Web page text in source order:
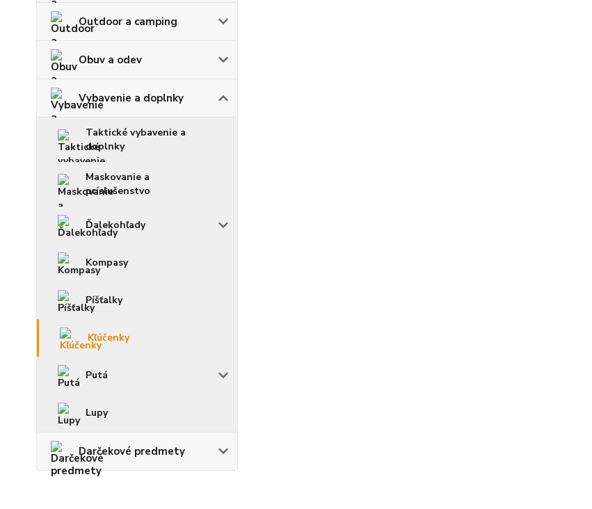
Outdoor a camping
Obuv a odev
Vybavenie a doplnky
Taktické vybavenie a
doplnky
Maskovanie a
príslušenstvo
Ďalekohľady
Kompasy
Píšťalky
Kľúčenky
Putá
Lupy
Darčekové predmety